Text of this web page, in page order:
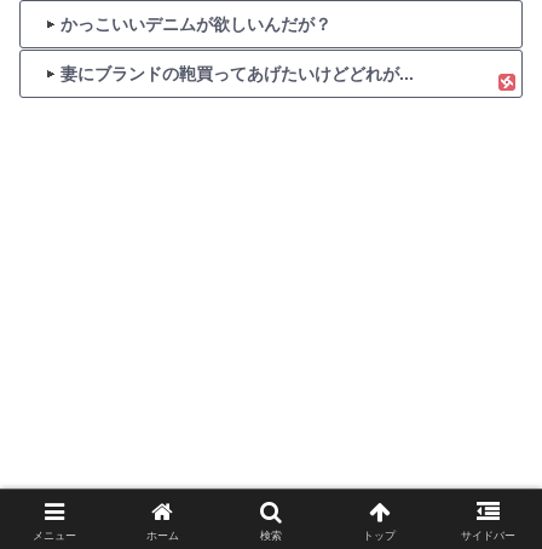
かっこいいデニムが欲しいんだが？
妻にブランドの鞄買ってあげたいけどどれが...
メニュー ホーム 検索 トップ サイドバー